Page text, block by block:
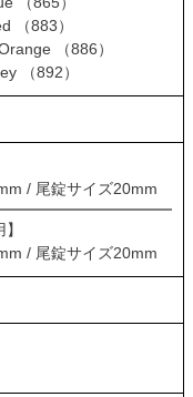
（883）
（886）
（892）
/ 尾錠サイズ20mm
/ 尾錠サイズ20mm